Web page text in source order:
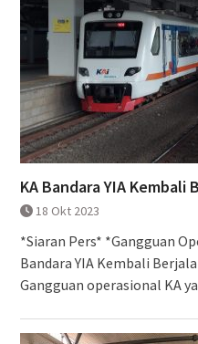
KA Bandara YIA Kembali
18 Okt 2023
*Siaran Pers* *Gangguan
Bandara YIA Kembali
Gangguan operasional KA